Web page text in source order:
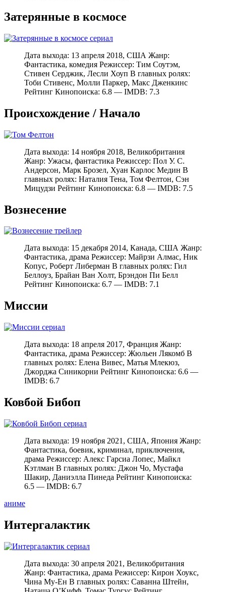
Затерянные в космосе
Дата выхода: 13 апреля 2018, США Жанр:
Фантастика, комедия Режиссер: Тим Соутэм,
Стивен Серджик, Лесли Хоуп В главных ролях:
Тоби Стивенс, Молли Паркер, Макс Дженкинс
Рейтинг Кинопоиска: 6.8 — IMDB: 7.3
Происхождение / Начало
Дата выхода: 14 ноября 2018, Великобритания
Жанр: Ужасы, фантастика Режиссер: Пол У. С.
Андерсон, Марк Брозел, Хуан Карлос Медин В
главных ролях: Наталия Тена, Том Фелтон, Сэн
Мицудзи Рейтинг Кинопоиска: 6.8 — IMDB: 7.5
Вознесение
Дата выхода: 15 декабря 2014, Канада, США Жанр:
Фантастика, драма Режиссер: Майрзи Алмас, Ник
Копус, Роберт Либерман В главных ролях: Гил
Беллоуз, Брайан Ван Холт, Брэндон Пи Белл
Рейтинг Кинопоиска: 6.7 — IMDB: 7.1
Миссии
Дата выхода: 18 апреля 2017, Франция Жанр:
Фантастика, драма Режиссер: Жюльен Лякомб В
главных ролях: Елена Вивес, Матья Млекюз,
Джорджа Синикорни Рейтинг Кинопоиска: 6.6 —
IMDB: 6.7
Ковбой Бибоп
Дата выхода: 19 ноября 2021, США, Япония Жанр:
Фантастика, боевик, криминал, приключения,
драма Режиссер: Алекс Гарсиа Лопес, Майкл
Кэтлман В главных ролях: Джон Чо, Мустафа
Шакир, Даниэлла Пинеда Рейтинг Кинопоиска:
6.5 — IMDB: 6.7
аниме
Интергалактик
Дата выхода: 30 апреля 2021, Великобритания
Жанр: Фантастика, драма Режиссер: Кирон Хоукс,
Чина Му-Ен В главных ролях: Саванна Штейн,